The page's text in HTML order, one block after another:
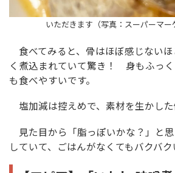
いただきます（写真：スーパーマー
食べてみると、骨はほぼ感じない
く煮込まれていて驚き！ 身もふっ
も食べやすいです。
塩加減は控えめで、素材を生かした
見た目から「脂っぽいかな？」と
していて、ごはんがなくてもバクバク